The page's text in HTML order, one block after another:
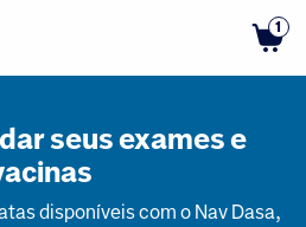
1
seus exames e
disponíveis com o Nav Dasa,